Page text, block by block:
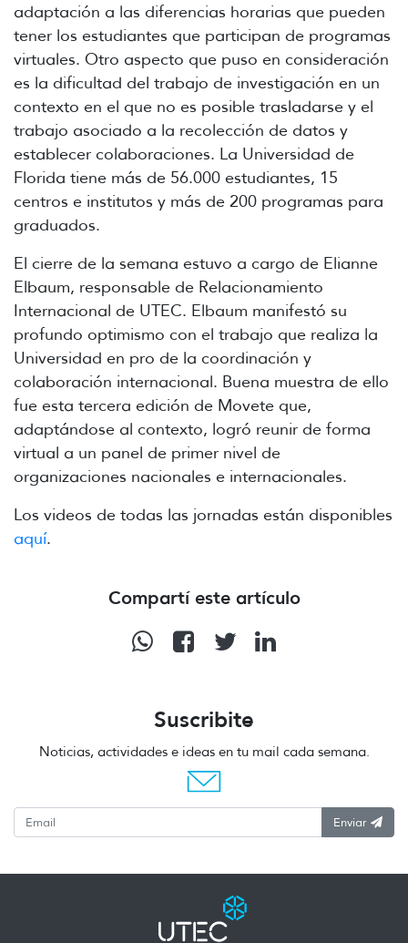
adaptación a las diferencias horarias que pueden
tener los estudiantes que participan de programas
virtuales. Otro aspecto que puso en consideración
es la dificultad del trabajo de investigación en un
contexto en el que no es posible trasladarse y el
trabajo asociado a la recolección de datos y
establecer colaboraciones. La Universidad de
Florida tiene más de 56.000 estudiantes, 15
centros e institutos y más de 200 programas para
graduados.
El cierre de la semana estuvo a cargo de Elianne
Elbaum, responsable de Relacionamiento
Internacional de UTEC. Elbaum manifestó su
profundo optimismo con el trabajo que realiza la
Universidad en pro de la coordinación y
colaboración internacional. Buena muestra de ello
fue esta tercera edición de Movete que,
adaptándose al contexto, logró reunir de forma
virtual a un panel de primer nivel de
organizaciones nacionales e internacionales.
Los videos de todas las jornadas están disponibles
aquí.
Compartí este artículo
Suscribite
Noticias, actividades e ideas en tu mail cada semana.
Enviar